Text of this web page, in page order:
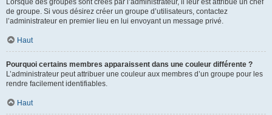
Lorsque des groupes sont créés par l’administrateur, il leur est attribué un chef
de groupe. Si vous désirez créer un groupe d’utilisateurs, contactez
l’administrateur en premier lieu en lui envoyant un message privé.
Haut
Pourquoi certains membres apparaissent dans une couleur différente ?
L’administrateur peut attribuer une couleur aux membres d’un groupe pour les
rendre facilement identifiables.
Haut